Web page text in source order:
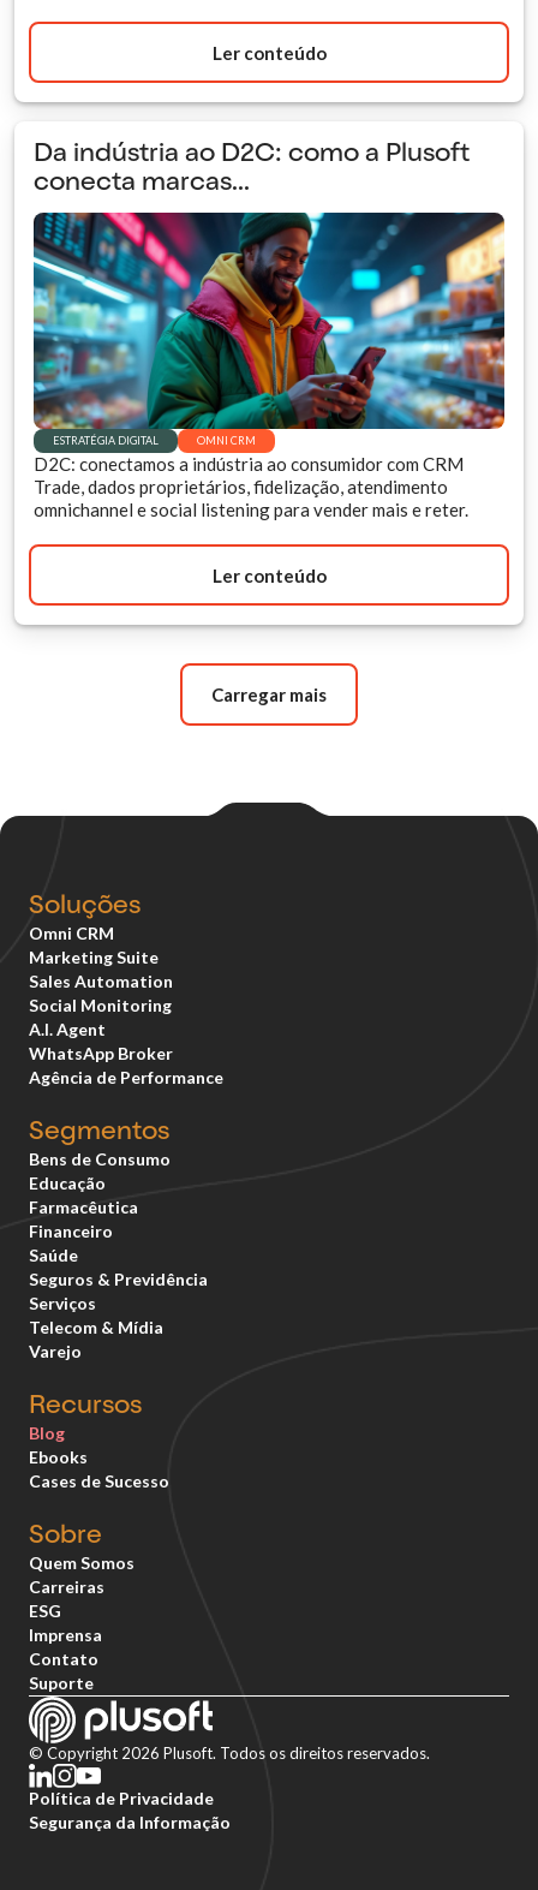
Ler conteúdo
Da indústria ao D2C: como a Plusoft
conecta marcas...
ESTRATÉGIA DIGITAL OMNI CRM
D2C: conectamos a indústria ao consumidor com CRM
Trade, dados proprietários, fidelização, atendimento
omnichannel e social listening para vender mais e reter.
Ler conteúdo
Carregar mais
Soluções
Omni CRM
Marketing Suite
Sales Automation
Social Monitoring
A.I. Agent
WhatsApp Broker
Agência de Performance
Segmentos
Bens de Consumo
Educação
Farmacêutica
Financeiro
Saúde
Seguros & Previdência
Serviços
Telecom & Mídia
Varejo
Recursos
Blog
Ebooks
Cases de Sucesso
Sobre
Quem Somos
Carreiras
ESG
Imprensa
Contato
Suporte
© Copyright 2026 Plusoft. Todos os direitos reservados.
Política de Privacidade
Segurança da Informação